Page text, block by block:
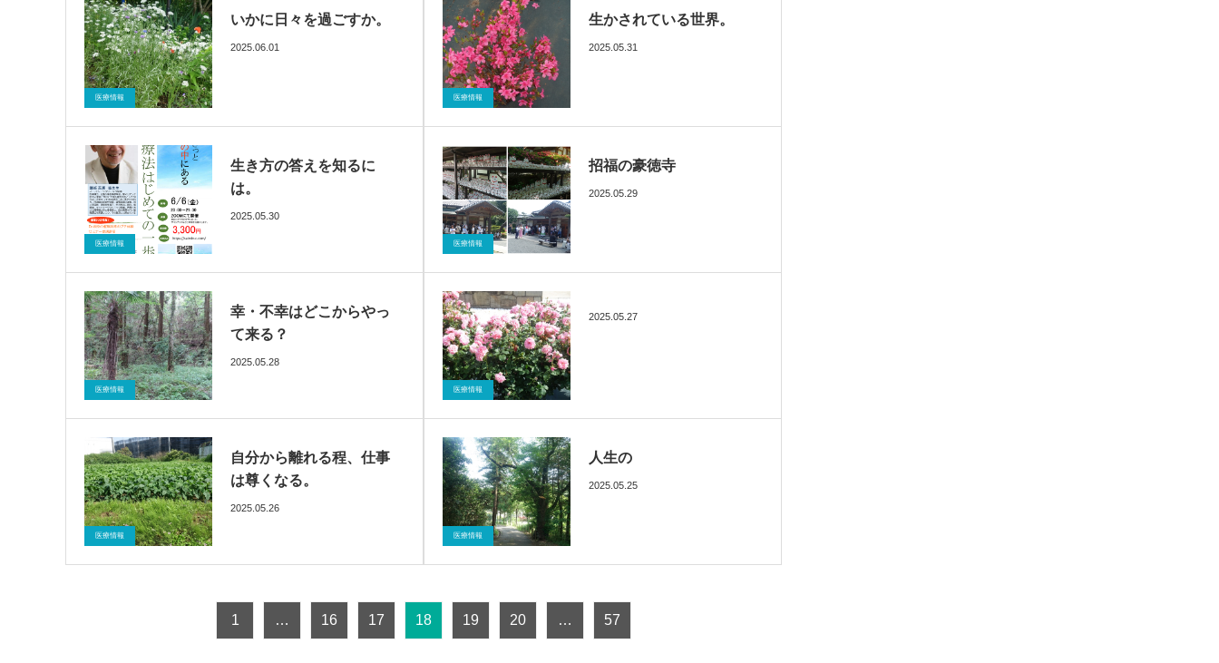
ブログ
催眠療法
医療情報
いかに日々を過ごすか。
2025.06.01
ブログ
催眠療法
医療情報
生かされている世界。
2025.05.31
ブログ
催眠療法
医療情報
生き方の答えを知るに
は。
2025.05.30
ブログ
催眠療法
医療情報
招福の豪徳寺
2025.05.29
ブログ
催眠療法
医療情報
幸・不幸はどこからやっ
て来る？
2025.05.28
ブログ
催眠療法
医療情報
2025.05.27
ブログ
催眠療法
医療情報
自分から離れる程、仕事
は尊くなる。
2025.05.26
ブログ
催眠療法
医療情報
人生の
2025.05.25
1 … 16 17 18 19 20 … 57